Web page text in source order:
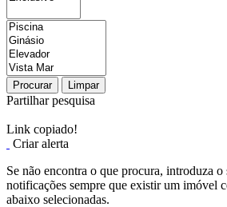
Procurar Limpar
Partilhar pesquisa
Link copiado!
Criar alerta
Se não encontra o que procura, introduza o
notificações sempre que existir um imóvel
abaixo selecionadas.